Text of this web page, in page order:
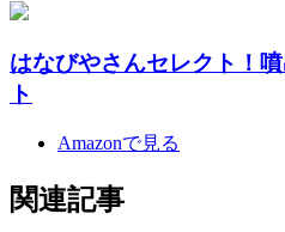
はなびやさんセレクト！
ト
Amazonで見る
関連記事